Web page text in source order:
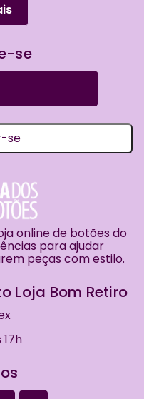
se
se
online de botões do
para ajudar
peças com estilo.
Loja Bom Retiro